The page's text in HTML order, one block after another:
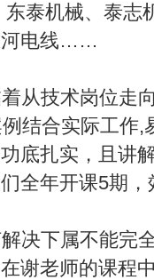
泰机械、泰志
河电线……
从技术岗位走
结合实际工作,
底扎实，且讲
全年开课5期
决下属不能完
谢老师的课程